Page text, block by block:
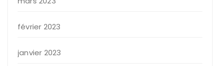
février 2023
janvier 2023